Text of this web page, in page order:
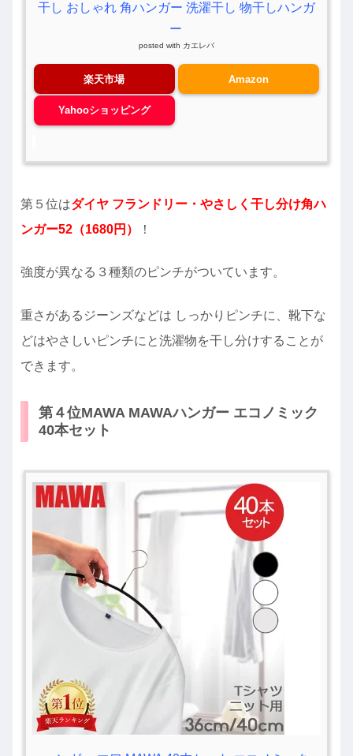
干し おしゃれ 角ハンガー 洗濯干し 物干しハンガ
ー
posted with カエレバ
楽天市場 Amazon
Yahooショッピング
第５位はダイヤ フランドリー・やさしく干し分け角ハ
ンガー52（1680円）
！
強度が異なる３種類のピンチがついています。
重さがあるジーンズなどは しっかりピンチに、靴下な
どはやさしいピンチにと洗濯物を干し分けすることが
できます。
第４位MAWA MAWAハンガー エコノミック
40本セット